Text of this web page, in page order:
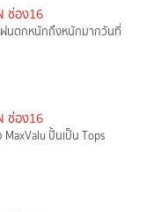
ช่อง16
นตกหนักถึงหนักมากวันที่
ช่อง16
MaxValu ปั้นเป็น Tops